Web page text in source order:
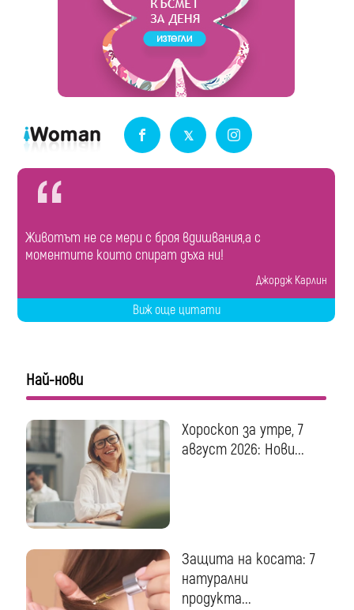
Животът не се мери с броя вдишвания,а с
моментите които спират дъха ни!
Джордж Карлин
Виж още цитати
Най-нови
Хороскоп за утре, 7
август 2026: Нови...
Защита на косата: 7
натурални
продукта...